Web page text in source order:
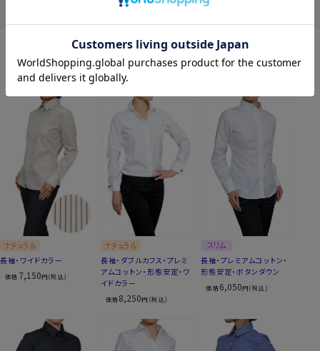
レディース 新着アイテム
長袖・ワイドカラー
価格 7,150円(税込)
長袖・ダブルカフス・プレミ
アムコットン・形態安定・ワ
イドカラー
価格8,250円(税込)
長袖・プレミアムコットン・
形態安定・ボタンダウン
価格6,050円(税込)